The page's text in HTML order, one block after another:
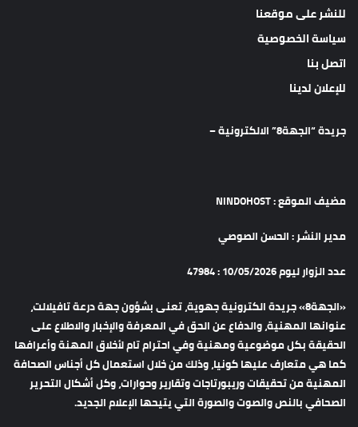
للنشر على موقعنا
سياسة الخصوصية
اتصل بنا
للإعلان لدينا
جريدة “الجهة8” الالكترونية –
مضيف الموقع : NINDOHOST
مدير النشر : الحسن الصوصي
عدد الزوار ليوم 10/05/2026 : 47984
«الجهة8» جريدة الكترونية جهوية، تعنى بشؤون جهة درعة تافيلالت،
عنوانها المهنية، والدفاع عن الحق في المعرفة والإخبار والاطلاع على
الحقيقة بكل موضوعية ومهنية وفي احترام تام لأخلاق المهنة وأعرافها
كما هي متعارف عليها كونيا، وذلك من خلال استعمال كل أجناس الصحافة
المهنية من تحقيقات وريبورتاجات وتقارير وحوارات، وكل أشكال التحرير
الصحافي بالنص والصوت والصورة التي يتيحها الإعلام الجديد.